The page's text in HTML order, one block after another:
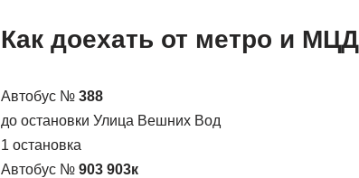
Как доехать от метро и МЦД
Автобус № 388
до остановки Улица Вешних Вод
1 остановка
Автобус № 903 903к